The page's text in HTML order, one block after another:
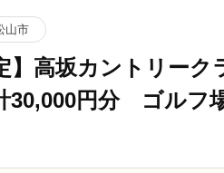
山市
】高坂カントリーク
30,000円分 ゴルフ